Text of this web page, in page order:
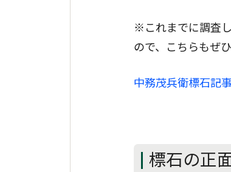
※これまでに調査
ので、こちらもぜ
中務茂兵衛標石記
標石の正